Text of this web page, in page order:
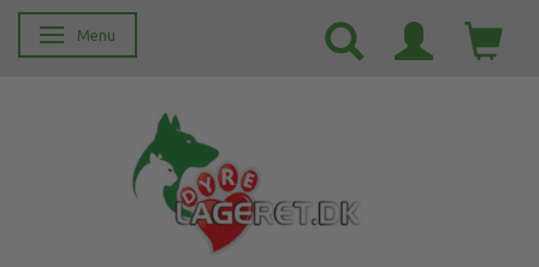
Skifte navigation
Menu